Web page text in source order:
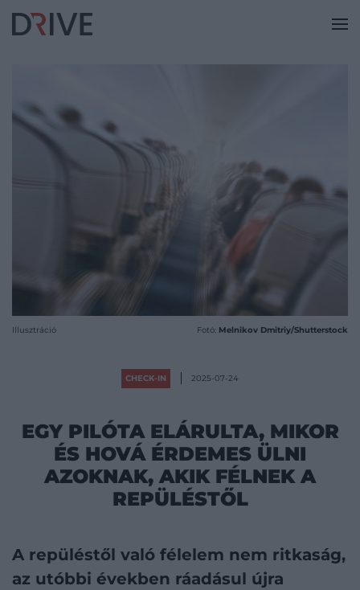
Illusztráció Fotó: Melnikov Dmitriy/Shutterstock
CHECK-IN 2025-07-24
EGY PILÓTA ELÁRULTA, MIKOR
ÉS HOVÁ ÉRDEMES ÜLNI
AZOKNAK, AKIK FÉLNEK A
REPÜLÉSTŐL
A repüléstől való félelem nem ritkaság,
az utóbbi években ráadásul újra